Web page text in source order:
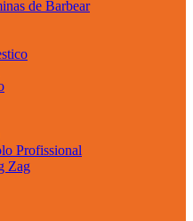
de Barbear
Profissional
Zag